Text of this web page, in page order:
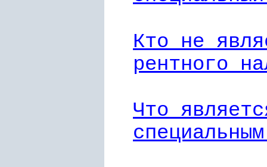
Кто не
рентного
Что